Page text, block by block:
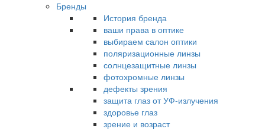
Бренды
История бренда
ваши права в оптике
выбираем салон оптики
поляризационные линзы
солнцезащитные линзы
фотохромные линзы
дефекты зрения
защита глаз от УФ-излучения
здоровье глаз
зрение и возраст